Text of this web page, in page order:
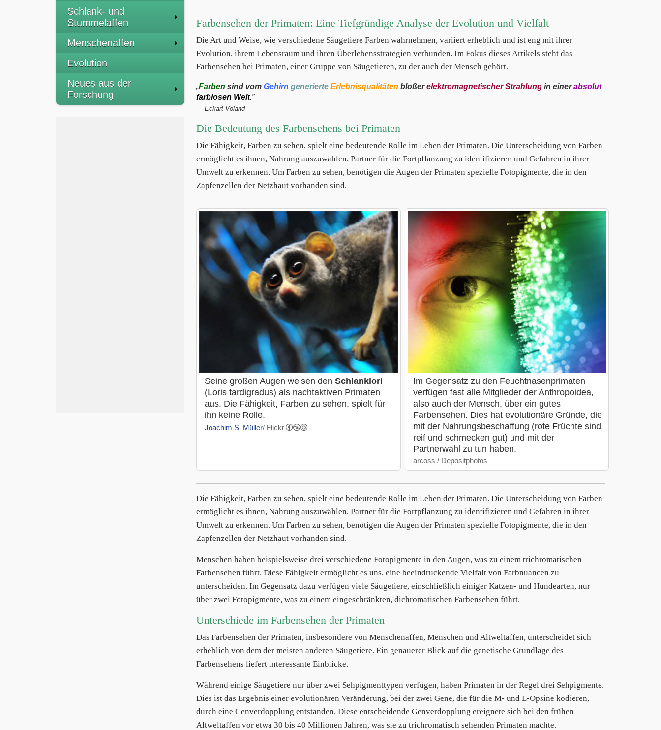
Schlank- und
Stummelaffen
Menschenaffen
Evolution
Neues aus der
Forschung
Farbensehen der Primaten: Eine Tiefgründige Analyse der Evolution und Vielfalt
Die Art und Weise, wie verschiedene Säugetiere Farben wahrnehmen, variiert erheblich und ist eng mit ihrer
Evolution, ihrem Lebensraum und ihren Überlebensstrategien verbunden. Im Fokus dieses Artikels steht das
Farbensehen bei Primaten, einer Gruppe von Säugetieren, zu der auch der Mensch gehört.
„Farben sind vom Gehirn generierte Erlebnisqualitäten bloßerelektromagnetischer Strahlung in einerabsolut
farblosen Welt.”
— Eckart Voland
Die Bedeutung des Farbensehens bei Primaten
Die Fähigkeit, Farben zu sehen, spielt eine bedeutende Rolle im Leben der Primaten. Die Unterscheidung von Farben
ermöglicht es ihnen, Nahrung auszuwählen, Partner für die Fortpflanzung zu identifizieren und Gefahren in ihrer
Umwelt zu erkennen. Um Farben zu sehen, benötigen die Augen der Primaten spezielle Fotopigmente, die in den
Zapfenzellen der Netzhaut vorhanden sind.
Seine großen Augen weisen den Schlanklori
(Loris tardigradus) als nachtaktiven Primaten
aus. Die Fähigkeit, Farben zu sehen, spielt für
ihn keine Rolle.
Joachim S. Müller/ Flickr
Im Gegensatz zu den Feuchtnasenprimaten
verfügen fast alle Mitglieder der Anthropoidea,
also auch der Mensch, über ein gutes
Farbensehen. Dies hat evolutionäre Gründe, die
mit der Nahrungsbeschaffung (rote Früchte sind
reif und schmecken gut) und mit der
Partnerwahl zu tun haben.
arcoss / Depositphotos
Die Fähigkeit, Farben zu sehen, spielt eine bedeutende Rolle im Leben der Primaten. Die Unterscheidung von Farben
ermöglicht es ihnen, Nahrung auszuwählen, Partner für die Fortpflanzung zu identifizieren und Gefahren in ihrer
Umwelt zu erkennen. Um Farben zu sehen, benötigen die Augen der Primaten spezielle Fotopigmente, die in den
Zapfenzellen der Netzhaut vorhanden sind.
Menschen haben beispielsweise drei verschiedene Fotopigmente in den Augen, was zu einem trichromatischen
Farbensehen führt. Diese Fähigkeit ermöglicht es uns, eine beeindruckende Vielfalt von Farbnuancen zu
unterscheiden. Im Gegensatz dazu verfügen viele Säugetiere, einschließlich einiger Katzen- und Hundearten, nur
über zwei Fotopigmente, was zu einem eingeschränkten, dichromatischen Farbensehen führt.
Unterschiede im Farbensehen der Primaten
Das Farbensehen der Primaten, insbesondere von Menschenaffen, Menschen und Altweltaffen, unterscheidet sich
erheblich von dem der meisten anderen Säugetiere. Ein genauerer Blick auf die genetische Grundlage des
Farbensehens liefert interessante Einblicke.
Während einige Säugetiere nur über zwei Sehpigmenttypen verfügen, haben Primaten in der Regel drei Sehpigmente.
Dies ist das Ergebnis einer evolutionären Veränderung, bei der zwei Gene, die für die M- und L-Opsine kodieren,
durch eine Genverdopplung entstanden. Diese entscheidende Genverdopplung ereignete sich bei den frühen
Altweltaffen vor etwa 30 bis 40 Millionen Jahren, was sie zu trichromatisch sehenden Primaten machte.